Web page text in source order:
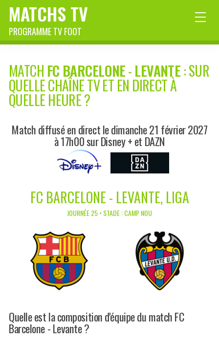
MATCHS TV
PROGRAMME TV FOOT
MATCH FC BARCELONE-LEVANTE: SUR
QUELLE CHAÎNE TV ET EN DIRECT À
QUELLE HEURE ?
Match diffusé en direct le dimanche 21 février 2027
à 17h00 sur Disney + et DAZN
FC BARCELONE - LEVANTE, LIGA
JOURNÉE 25 • STADE : CAMP NOU
Quelle est la composition d'équipe du match FC
Barcelone - Levante ?